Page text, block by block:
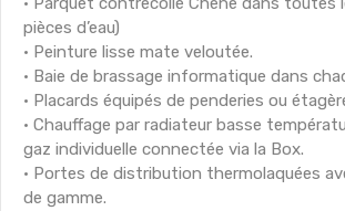
pièces d’eau)
• Peinture lisse mate veloutée.
• Baie de brassage informatique dans
• Placards équipés de penderies ou
• Chauffage par radiateur basse
gaz individuelle connectée via la Box.
• Portes de distribution thermolaquées
de gamme.